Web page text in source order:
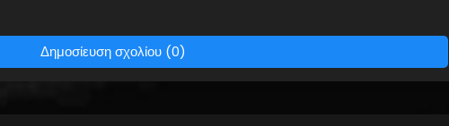
Δημοσίευση σχολίου (0)